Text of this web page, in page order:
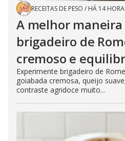
RECEITAS DE PESO / HÁ 14
A melhor
brigadeiro de
cremoso e
Experimente brigadeiro de
goiabada cremosa, queijo
contraste agridoce muito...